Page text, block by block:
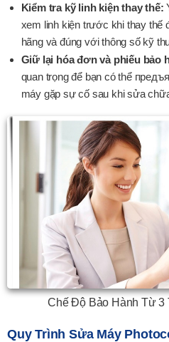
Kiểm tra kỹ linh kiện thay thế:
xem linh kiện trước khi thay thế
hãng và đúng với thông số kỹ
Giữ lại hóa đơn và phiếu bảo
quan trọng để bạn có thể
máy gặp sự cố sau khi sửa
Chế Độ Bảo Hành Từ 3
Quy Trình Sửa Máy